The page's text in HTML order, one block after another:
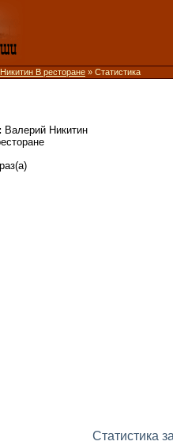
В ресторане » Статистика
Валерий Никитин
Статистика